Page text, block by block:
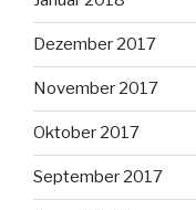
Dezember 2017
November 2017
Oktober 2017
September 2017